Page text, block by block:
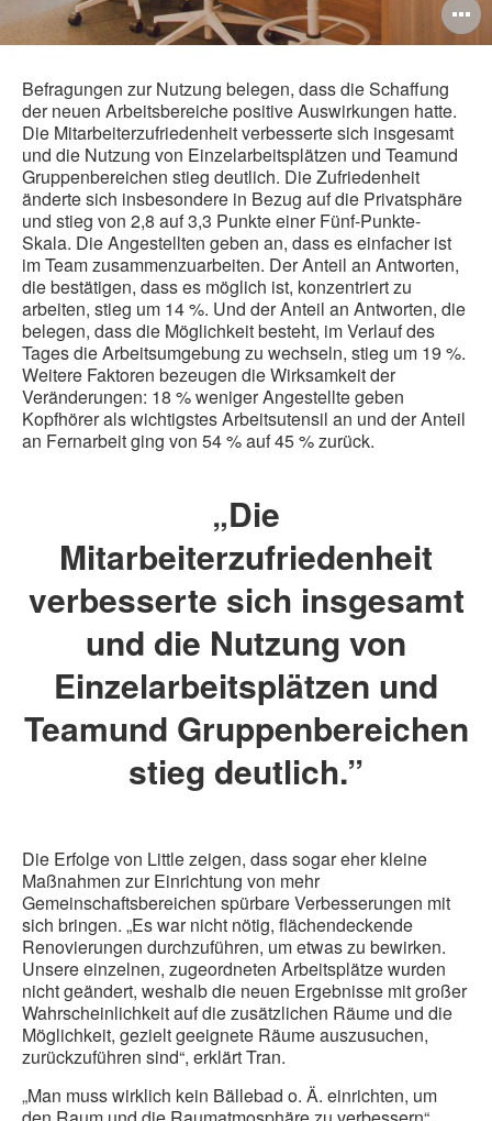
Befragungen zur Nutzung belegen, dass die Schaffung
der neuen Arbeitsbereiche positive Auswirkungen hatte.
Die Mitarbeiterzufriedenheit verbesserte sich insgesamt
und die Nutzung von Einzelarbeitsplätzen und Teamund
Gruppenbereichen stieg deutlich. Die Zufriedenheit
änderte sich insbesondere in Bezug auf die Privatsphäre
und stieg von 2,8 auf 3,3 Punkte einer Fünf-Punkte-
Skala. Die Angestellten geben an, dass es einfacher ist
im Team zusammenzuarbeiten. Der Anteil an Antworten,
die bestätigen, dass es möglich ist, konzentriert zu
arbeiten, stieg um 14 %. Und der Anteil an Antworten, die
belegen, dass die Möglichkeit besteht, im Verlauf des
Tages die Arbeitsumgebung zu wechseln, stieg um 19 %.
Weitere Faktoren bezeugen die Wirksamkeit der
Veränderungen: 18 % weniger Angestellte geben
Kopfhörer als wichtigstes Arbeitsutensil an und der Anteil
an Fernarbeit ging von 54 % auf 45 % zurück.
„Die
Mitarbeiterzufriedenheit
verbesserte sich insgesamt
und die Nutzung von
Einzelarbeitsplätzen und
Teamund Gruppenbereichen
stieg deutlich.”
Die Erfolge von Little zeigen, dass sogar eher kleine
Maßnahmen zur Einrichtung von mehr
Gemeinschaftsbereichen spürbare Verbesserungen mit
sich bringen. „Es war nicht nötig, flächendeckende
Renovierungen durchzuführen, um etwas zu bewirken.
Unsere einzelnen, zugeordneten Arbeitsplätze wurden
nicht geändert, weshalb die neuen Ergebnisse mit großer
Wahrscheinlichkeit auf die zusätzlichen Räume und die
Möglichkeit, gezielt geeignete Räume auszusuchen,
zurückzuführen sind“, erklärt Tran.
„Man muss wirklich kein Bällebad o. Ä. einrichten, um